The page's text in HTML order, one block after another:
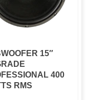
15″
400
RMS